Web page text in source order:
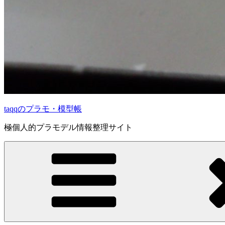
taqqのプラモ・模型帳
極個人的プラモデル情報整理サイト